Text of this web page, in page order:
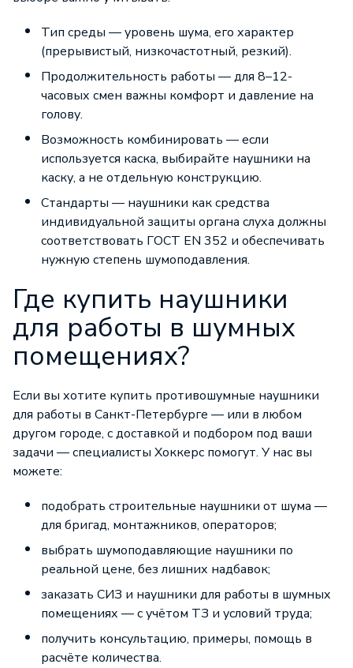
Тип среды — уровень шума, его характер
(прерывистый, низкочастотный, резкий).
Продолжительность работы — для 8–12-
часовых смен важны комфорт и давление на
голову.
Возможность комбинировать — если
используется каска, выбирайте наушники на
каску, а не отдельную конструкцию.
Стандарты — наушники как средства
индивидуальной защиты органа слуха должны
соответствовать ГОСТ EN 352 и обеспечивать
нужную степень шумоподавления.
Где купить наушники
для работы в шумных
помещениях?
Если вы хотите купить противошумные наушники
для работы в Санкт-Петербурге — или в любом
другом городе, с доставкой и подбором под ваши
задачи — специалисты Хоккерс помогут. У нас вы
можете:
подобрать строительные наушники от шума —
для бригад, монтажников, операторов;
выбрать шумоподавляющие наушники по
реальной цене, без лишних надбавок;
заказать СИЗ и наушники для работы в шумных
помещениях — с учётом ТЗ и условий труда;
получить консультацию, примеры, помощь в
расчёте количества.